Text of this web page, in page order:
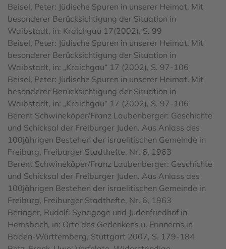
Beisel, Peter: Jüdische Spuren in unserer Heimat. Mit
besonderer Berücksichtigung der Situation in
Waibstadt, in: Kraichgau 17(2002), S. 99
Beisel, Peter: Jüdische Spuren in unserer Heimat. Mit
besonderer Berücksichtigung der Situation in
Waibstadt, in: „Kraichgau“ 17 (2002), S. 97-106
Beisel, Peter: Jüdische Spuren in unserer Heimat. Mit
besonderer Berücksichtigung der Situation in
Waibstadt, in: „Kraichgau“ 17 (2002), S. 97-106
Berent Schwineköper/Franz Laubenberger: Geschichte
und Schicksal der Freiburger Juden. Aus Anlass des
100jährigen Bestehen der israelitischen Gemeinde in
Freiburg, Freiburger Stadthefte, Nr. 6, 1963
Berent Schwineköper/Franz Laubenberger: Geschichte
und Schicksal der Freiburger Juden. Aus Anlass des
100jährigen Bestehen der israelitischen Gemeinde in
Freiburg, Freiburger Stadthefte, Nr. 6, 1963
Beringer, Rudolf: Synagoge und Judenfriedhof in
Hemsbach, in: Orte des Gedenkens u. Erinnerns in
Baden-Württemberg, Stuttgart 2007, S. 179-184